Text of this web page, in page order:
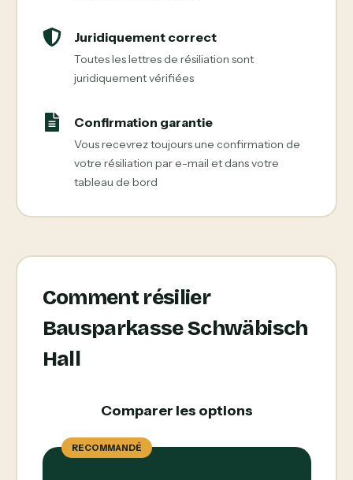
Juridiquement correct
Toutes les lettres de résiliation sont
juridiquement vérifiées
Confirmation garantie
Vous recevrez toujours une confirmation de
votre résiliation par e-mail et dans votre
tableau de bord
Comment résilier
Bausparkasse Schwäbisch
Hall
Comparer les options
RECOMMANDÉ